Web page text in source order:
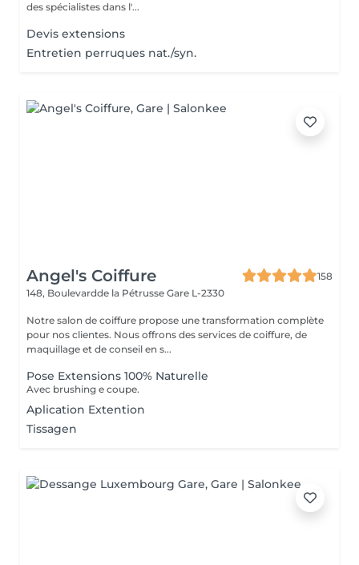
des spécialistes dans l'...
Devis extensions
Entretien perruques nat./syn.
Angel's Coiffure
158
148, Boulevardde la Pétrusse Gare L-2330
Notre salon de coiffure propose une transformation complète
pour nos clientes. Nous offrons des services de coiffure, de
maquillage et de conseil en s...
Pose Extensions 100% Naturelle
Avec brushing e coupe.
Aplication Extention
Tissagen